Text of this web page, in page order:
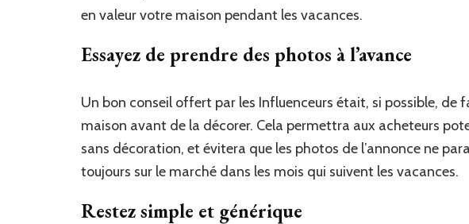
en valeur votre maison pendant les vacances.
Essayez de prendre des photos à l’avance
Un bon conseil offert par les Influenceurs était, si possible, de
maison avant de la décorer. Cela permettra aux acheteurs
sans décoration, et évitera que les photos de l’annonce ne
toujours sur le marché dans les mois qui suivent les vacances.
Restez simple et générique